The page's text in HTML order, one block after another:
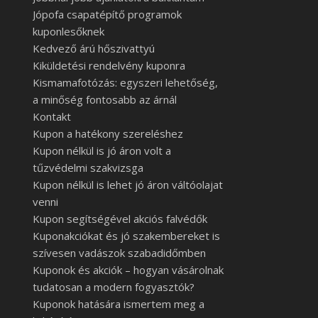
Jópofa csapatépítő programok
kuponlesőknek
Kedvező árú hőszivattyú
Kiküldetési rendelvény kuponra
Kismamafotózás: egyszeri lehetőség,
a minőség fontosabb az árnál
Kontakt
Kupon a hatékony szereléshez
Kupon nélkül is jó áron volt a
tűzvédelmi szakvizsga
Kupon nélkül is lehet jó áron váltóolajat
venni
Kupon segítségével akciós falvédők
Kuponakciókat és jó szakembereket is
szívesen vadászok szabadidőmben
Kuponok és akciók – hogyan vásárolnak
tudatosan a modern fogyasztók?
Kuponok hatására ismertem meg a